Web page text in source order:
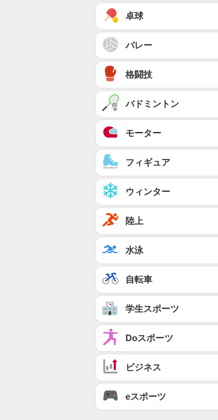
卓球
バレー
格闘技
バドミントン
モーター
フィギュア
ウィンター
陸上
水泳
自転車
学生スポーツ
Doスポーツ
ビジネス
eスポーツ